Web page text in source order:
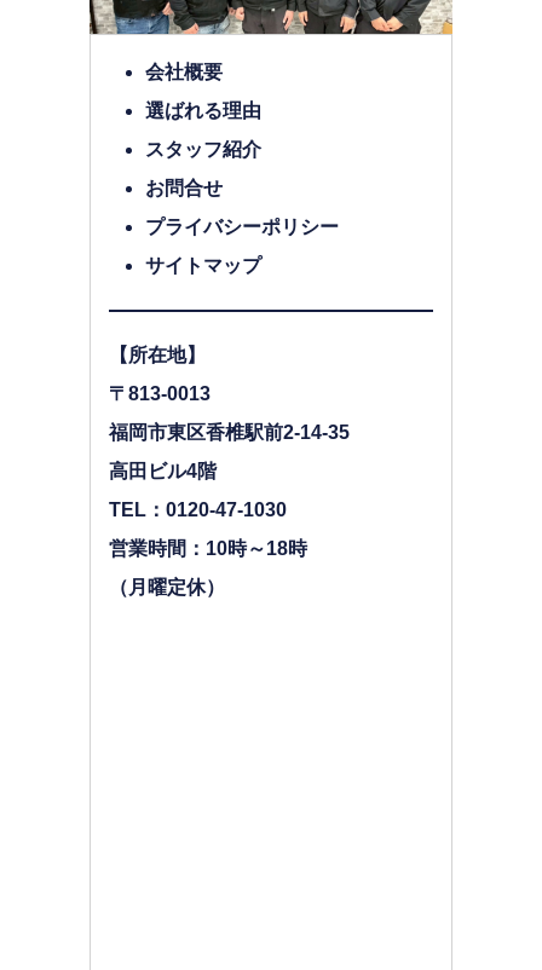
会社概要
選ばれる理由
スタッフ紹介
お問合せ
プライバシーポリシー
サイトマップ
【所在地】
〒813-0013
福岡市東区香椎駅前2-14-35
高田ビル4階
TEL：0120-47-1030
営業時間：10時～18時
（月曜定休）